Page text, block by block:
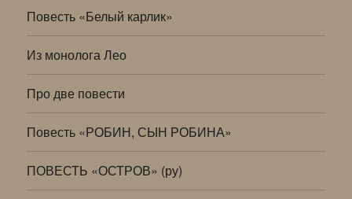
Повесть «Белый карлик»
Из монолога Лео
Про две повести
Повесть «РОБИН, СЫН РОБИНА»
ПОВЕСТЬ «ОСТРОВ» (ру)